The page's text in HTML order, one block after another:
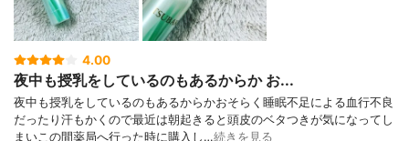
4.00
夜中も授乳をしているのもあるからか お...
夜中も授乳をしているのもあるからかおそらく睡眠不足による血行不良
だったり汗もかくので最近は朝起きると頭皮のベタつきが気になってし
まいこの間薬局へ行った時に購入し…続きを見る